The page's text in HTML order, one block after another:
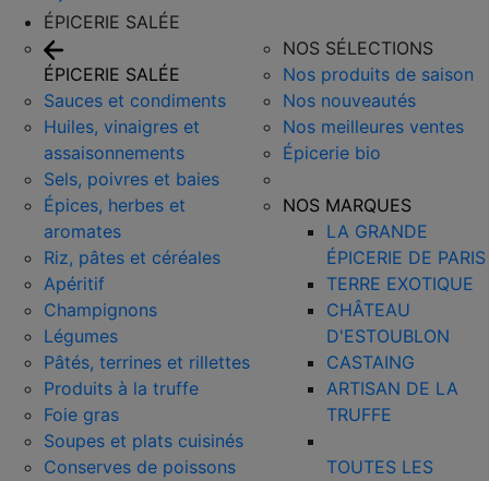
ÉPICERIE SALÉE
ÉPICERIE SALÉE
Sauces et condiments
Huiles, vinaigres et
assaisonnements
Sels, poivres et baies
Épices, herbes et
aromates
Riz, pâtes et céréales
Apéritif
Champignons
Légumes
Pâtés, terrines et rillettes
Produits à la truffe
Foie gras
Soupes et plats cuisinés
Conserves de poissons
NOS SÉLECTIONS
Nos produits de saison
Nos nouveautés
Nos meilleures ventes
Épicerie bio
NOS MARQUES
LA GRANDE
ÉPICERIE DE PARIS
TERRE EXOTIQUE
CHÂTEAU
D'ESTOUBLON
CASTAING
ARTISAN DE LA
TRUFFE
TOUTES LES